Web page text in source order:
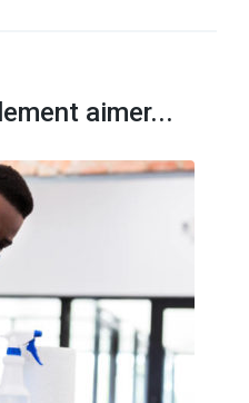
aimer...